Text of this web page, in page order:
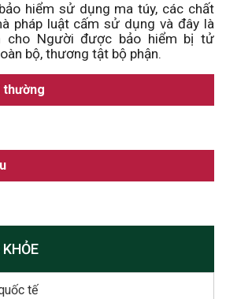
hiểm sử dụng ma túy, các chất
pháp luật cấm sử dụng và đây là
cho Người được bảo hiểm bị tử
bộ, thương tật bộ phận.
thường
tế